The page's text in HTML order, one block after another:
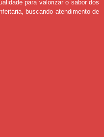
para valorizar o sabor dos
buscando atendimento de